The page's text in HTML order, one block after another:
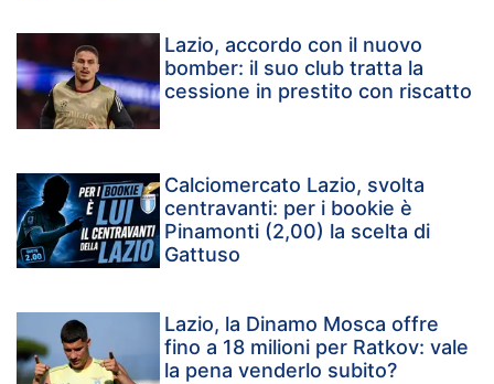
Lazio, accordo con il nuovo
bomber: il suo club tratta la
cessione in prestito con riscatto
Calciomercato Lazio, svolta
centravanti: per i bookie è
Pinamonti (2,00) la scelta di
Gattuso
Lazio, la Dinamo Mosca offre
fino a 18 milioni per Ratkov: vale
la pena venderlo subito?